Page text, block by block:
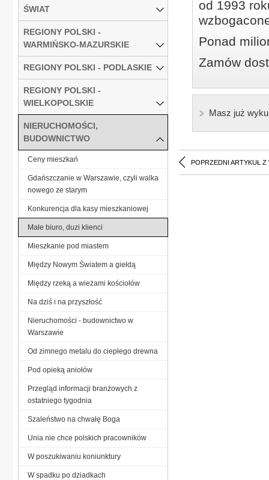
od 1993
Ponad
Zamów
Masz już
POPRZEDNI ARTYKUŁ Z
ŚWIAT
REGIONY POLSKI -
WARMIŃSKO-MAZURSKIE
REGIONY POLSKI - PODLASKIE
REGIONY POLSKI -
WIELKOPOLSKIE
NIERUCHOMOŚCI,
BUDOWNICTWO
Ceny mieszkań
Gdańszczanie w Warszawie, czyli walka
nowego ze starym
Konkurencja dla kasy mieszkaniowej
Małe biuro, duzi klienci
Mieszkanie pod miastem
Między Nowym Światem a giełdą
Między rzeką a wieżami kościołów
Na dziś i na przyszłość
Nieruchomości - budownictwo w
Warszawie
Od zimnego metalu do ciepłego drewna
Pod opieką aniołów
Przegląd informacji branżowych z
ostatniego tygodnia
Szaleństwo na chwałę Boga
Unia nie chce polskich pracowników
W poszukiwaniu koniunktury
W spadku po dziadkach